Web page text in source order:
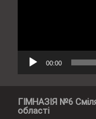
00:00
ГІМНАЗІЯ №6
області